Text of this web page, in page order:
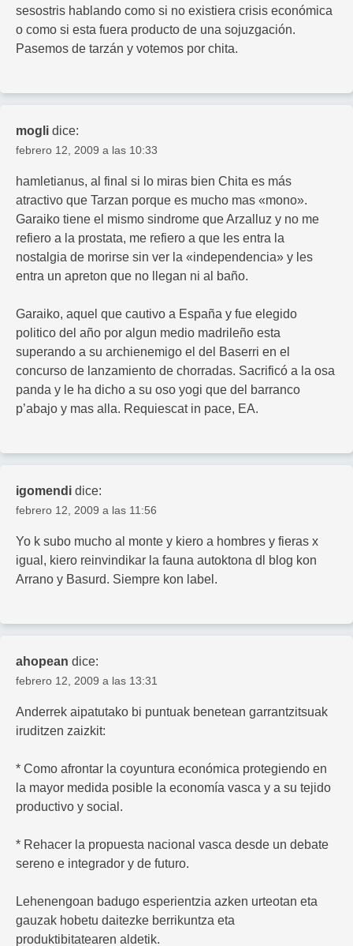
sesostris hablando como si no existiera crisis económica
o como si esta fuera producto de una sojuzgación.
Pasemos de tarzán y votemos por chita.
mogli dice:
febrero 12, 2009 a las 10:33
hamletianus, al final si lo miras bien Chita es más
atractivo que Tarzan porque es mucho mas «mono».
Garaiko tiene el mismo sindrome que Arzalluz y no me
refiero a la prostata, me refiero a que les entra la
nostalgia de morirse sin ver la «independencia» y les
entra un apreton que no llegan ni al baño.
Garaiko, aquel que cautivo a España y fue elegido
politico del año por algun medio madrileño esta
superando a su archienemigo el del Baserri en el
concurso de lanzamiento de chorradas. Sacrificó a la osa
panda y le ha dicho a su oso yogi que del barranco
p’abajo y mas alla. Requiescat in pace, EA.
igomendi dice:
febrero 12, 2009 a las 11:56
Yo k subo mucho al monte y kiero a hombres y fieras x
igual, kiero reinvindikar la fauna autoktona dl blog kon
Arrano y Basurd. Siempre kon label.
ahopean dice:
febrero 12, 2009 a las 13:31
Anderrek aipatutako bi puntuak benetean garrantzitsuak
iruditzen zaizkit:
* Como afrontar la coyuntura económica protegiendo en
la mayor medida posible la economía vasca y a su tejido
productivo y social.
* Rehacer la propuesta nacional vasca desde un debate
sereno e integrador y de futuro.
Lehenengoan badugo esperientzia azken urteotan eta
gauzak hobetu daitezke berrikuntza eta
produktibitatearen aldetik.